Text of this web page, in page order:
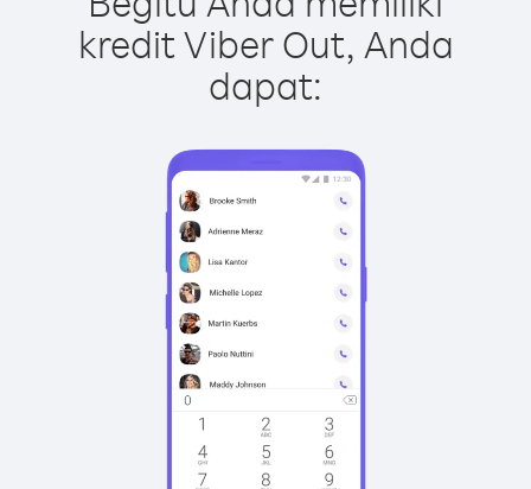
kredit Viber Out, Anda
dapat: